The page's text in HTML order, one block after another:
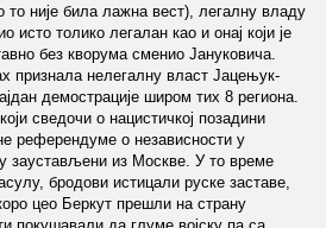
то није била лажна вест), легалну владу
исто толико легалан као и онај који је
без кворума сменио Јануковича.
признала нелегалну власт Јацењук-
демострације широм тих 8 региона.
сведочи о нацистичкој позадини
референдуме о независности у
заустављени из Москве. У то време
бродови истицали руске заставе,
цео Беркут прешли на страну